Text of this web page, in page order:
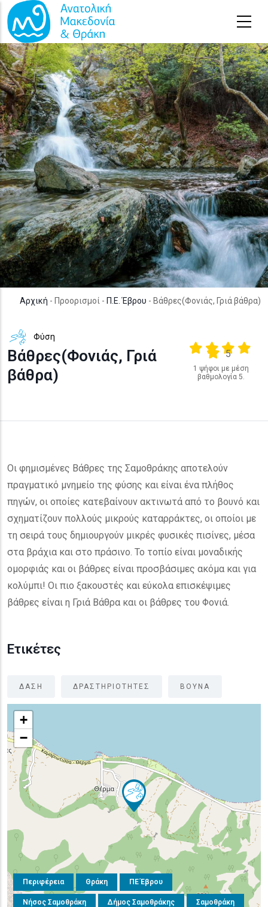
Παράκαμψη προς το κυρίως περιεχόμενο
Αρχική - Προορισμοί - Π.Ε. Έβρου - Βάθρες(Φονιάς, Γριά βάθρα)
Φύση
Βάθρες(Φονιάς, Γριά
βάθρα)
Output format
(star)(star)(star)
(star)
5
1 ψήφοι με μέση
βαθμολογία 5.
Οι φημισμένες Βάθρες της Σαμοθράκης αποτελούν
πραγματικό μνημείο της φύσης και είναι ένα πλήθος
πηγών, οι οποίες κατεβαίνουν ακτινωτά από το βουνό και
σχηματίζουν πολλούς μικρούς καταρράκτες, οι οποίοι με
τη σειρά τους δημιουργούν μικρές φυσικές πισίνες, μέσα
στα βράχια και στο πράσινο. Το τοπίο είναι μοναδικής
ομορφιάς και οι βάθρες είναι προσβάσιμες ακόμα και για
κολύμπι! Οι πιο ξακουστές και εύκολα επισκέψιμες
βάθρες είναι η Γριά Βάθρα και οι βάθρες του Φονιά.
Ετικέτες
ΔΑΣΗ ΔΡΑΣΤΗΡΙΟΤΗΤΕΣ ΒΟΥΝΑ
Περιφέρεια Θράκη ΠΕ Έβρου
Νήσος Σαμοθράκη Δήμος Σαμοθράκης Σαμοθράκη
+
−